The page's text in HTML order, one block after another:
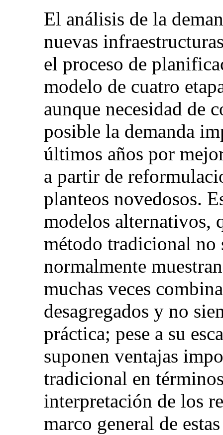
El análisis de la
nuevas
el proceso de
modelo de cuatro
aunque necesidad de
posible la demanda
últimos años por
a partir de
planteos novedosos.
modelos alternativos,
método tradicional no
normalmente
muchas veces
desagregados y no
práctica; pese a su
suponen ventajas
tradicional en
interpretación de los
marco general de